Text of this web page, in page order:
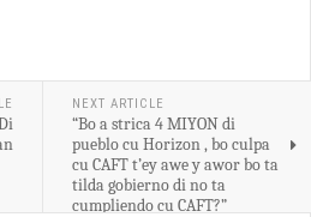
NEXT ARTICLE
“Bo a strica 4 MIYON di
pueblo cu Horizon , bo culpa
cu CAFT t’ey awe y awor bo ta
tilda gobierno di no ta
cumpliendo cu CAFT?”